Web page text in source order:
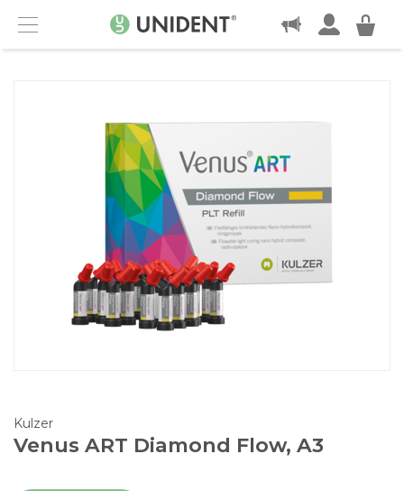
Menu
KONTAKT
Kulzer
Venus ART Diamond Flow, A3